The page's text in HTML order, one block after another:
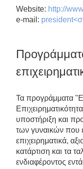
Website: http://
e-mail:
Τα προγράμματα
υποστήριξη και
των γυναικών που
επιχειρηματικά,
κατάρτιση και τα
ενδιαφέροντος